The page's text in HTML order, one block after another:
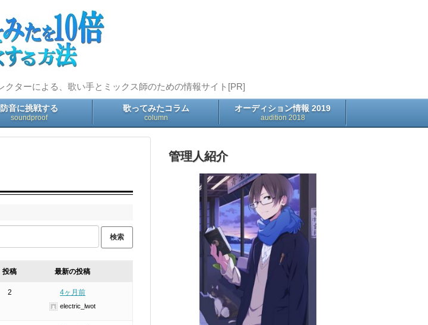
ターによる、歌い手とミックス師のための情報サイト[PR]
防音に挑戦する
soundproof
歌ってみたコラム
column
オーディション情報 2019
audition 2018
投稿 最新の投稿
2 4ヶ月前
electric_lwot
管理人紹介
えよう
よう
画を作ろう